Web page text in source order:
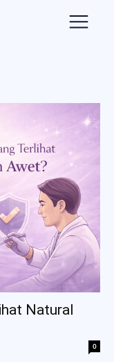
Natural
0